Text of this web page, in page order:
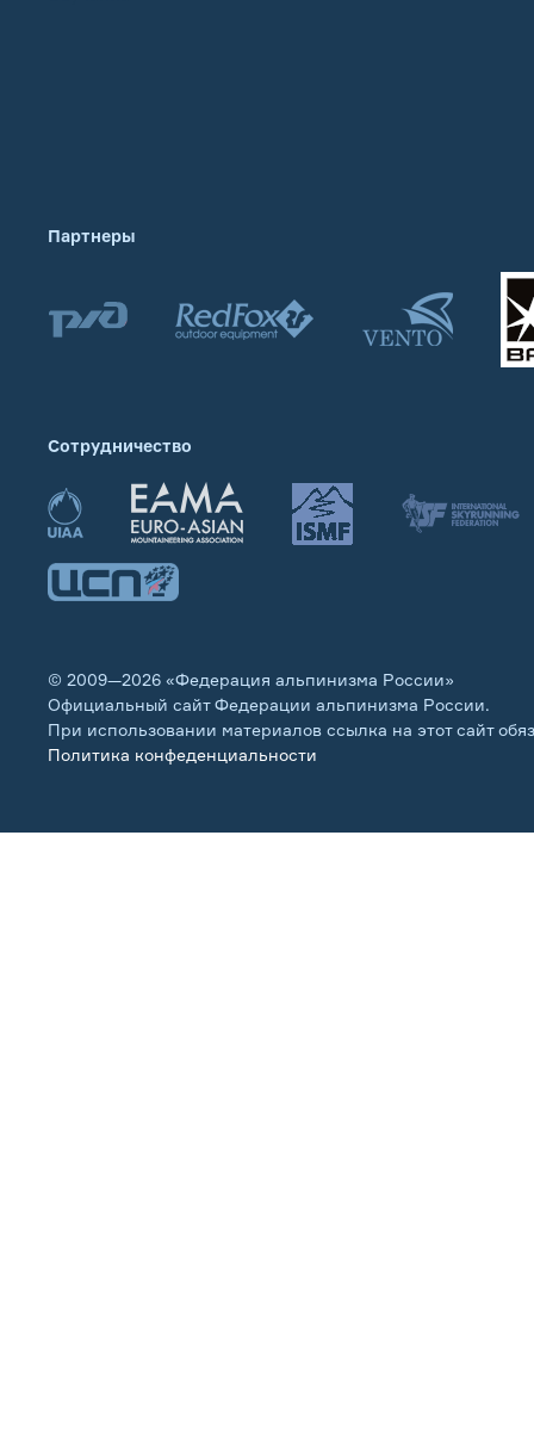
Партнеры
Сотрудничество
© 2009—2026 «Федерация альпинизма России»
Официальный сайт Федерации альпинизма России.
При использовании материалов ссылка на этот сайт
Политика конфеденциальности